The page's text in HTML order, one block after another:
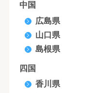
中国
広島県
山口県
島根県
四国
香川県